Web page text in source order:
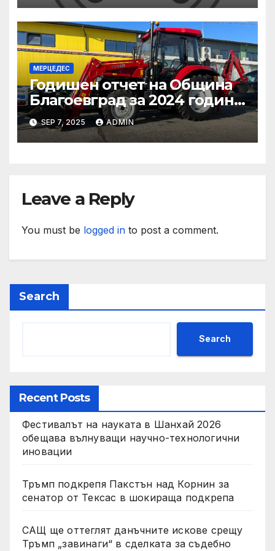
служител, който работи
съвестно
МЕРЦЕДЕС
Годишен отчет на Община
Благоевград за 2024 година:
Стабилно финансово
състояние, ръст на
приходите и напредък в
социални проекти
SEP 7, 2025 ADMIN
Leave a Reply
You must be logged in to post a comment.
Search
Search
Recent Posts
Фестивалът на науката в Шанхай 2026
обещава вълнуващи научно-технологични
иновации
Тръмп подкрепя Пакстън над Корнин за
сенатор от Тексас в шокираща подкрепа
САЩ ще оттеглят данъчните искове срещу
Тръмп „завинаги“ в сделката за съдебно